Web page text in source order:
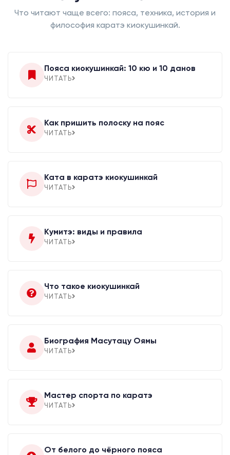
Что читают чаще всего: пояса, техника, история и
философия каратэ киокушинкай.
Пояса киокушинкай: 10 кю и 10 данов
ЧИТАТЬ
Как пришить полоску на пояс
ЧИТАТЬ
Ката в каратэ киокушинкай
ЧИТАТЬ
Кумитэ: виды и правила
ЧИТАТЬ
Что такое киокушинкай
ЧИТАТЬ
Биография Масутацу Оямы
ЧИТАТЬ
Мастер спорта по каратэ
ЧИТАТЬ
От белого до чёрного пояса